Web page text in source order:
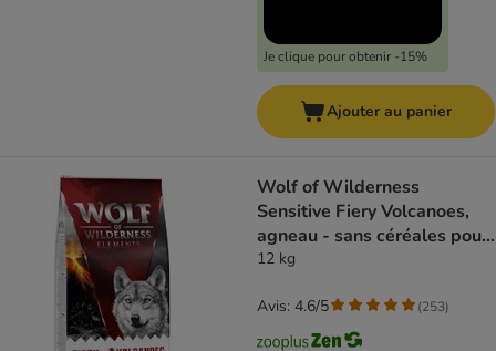
Je clique pour obtenir -15%
Ajouter au panier
Wolf of Wilderness
Sensitive Fiery Volcanoes,
agneau - sans céréales pour
chien
12 kg
Avis: 4.6/5 (253)